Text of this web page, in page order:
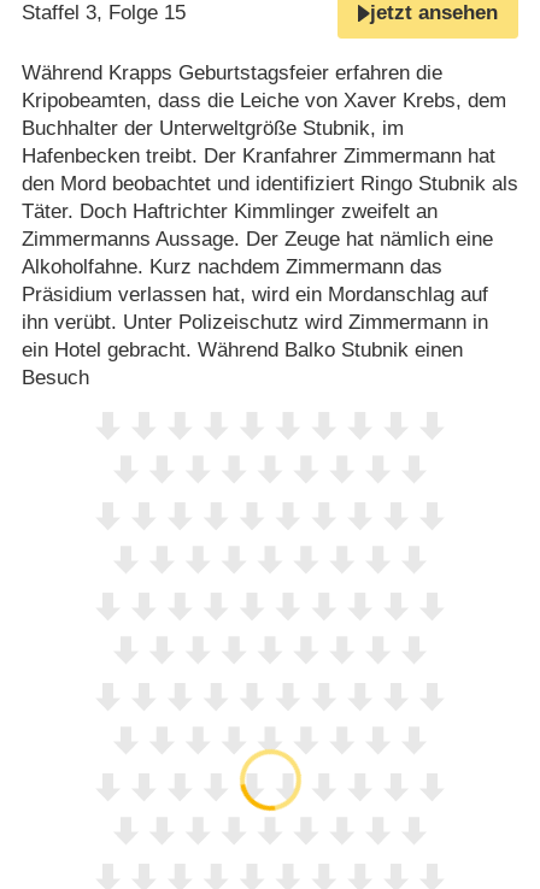
Staffel 3, Folge 15 jetzt ansehen
Während Krapps Geburtstagsfeier erfahren die
Kripobeamten, dass die Leiche von Xaver Krebs, dem
Buchhalter der Unterweltgröße Stubnik, im
Hafenbecken treibt. Der Kranfahrer Zimmermann hat
den Mord beobachtet und identifiziert Ringo Stubnik als
Täter. Doch Haftrichter Kimmlinger zweifelt an
Zimmermanns Aussage. Der Zeuge hat nämlich eine
Alkoholfahne. Kurz nachdem Zimmermann das
Präsidium verlassen hat, wird ein Mordanschlag auf
ihn verübt. Unter Polizeischutz wird Zimmermann in
ein Hotel gebracht. Während Balko Stubnik einen
Besuch